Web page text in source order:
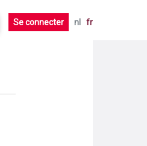
Se connecter nl fr